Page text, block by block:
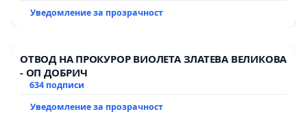
Уведомление за прозрачност
ОТВОД НА ПРОКУРОР ВИОЛЕТА ЗЛАТЕВА ВЕЛИКОВА
- ОП ДОБРИЧ
634 подписи
Уведомление за прозрачност